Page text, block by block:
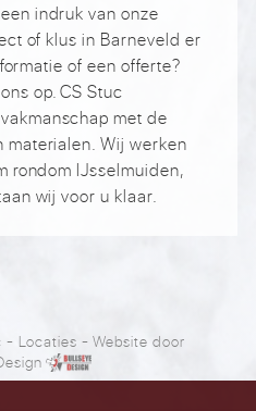
indruk van onze
of klus in Barneveld er
of een offerte?
op. CS Stuc
met de
Wij werken
rondom IJsselmuiden,
wij voor u klaar.
- Locaties - Website door